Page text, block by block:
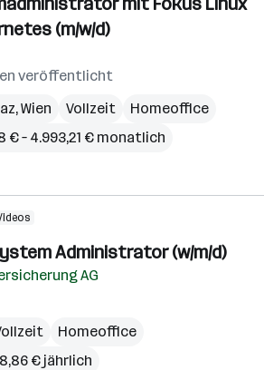
(m/w/d)
veröffentlicht
,Wien Vollzeit
Homeoffice
€ – 4.993,21 € monatlich
Administrator (w/m/d)
AG
Homeoffice
€ jährlich